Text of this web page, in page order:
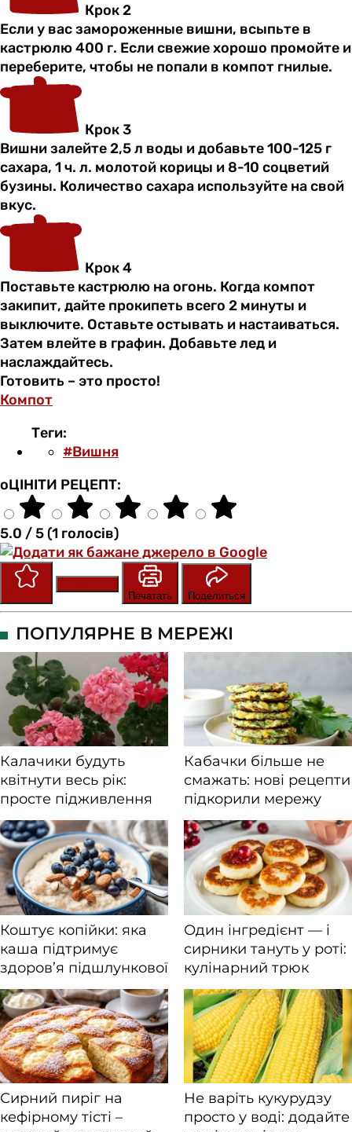
Крок 2
Если у вас замороженные вишни, всыпьте в
кастрюлю 400 г. Если свежие хорошо промойте и
переберите, чтобы не попали в компот гнилые.
Крок 3
Вишни залейте 2,5 л воды и добавьте 100-125 г
сахара, 1 ч. л. молотой корицы и 8-10 соцветий
бузины. Количество сахара используйте на свой
вкус.
Крок 4
Поставьте кастрюлю на огонь. Когда компот
закипит, дайте прокипеть всего 2 минуты и
выключите. Оставьте остывать и настаиваться.
Затем влейте в графин. Добавьте лед и
наслаждайтесь.
Готовить – это просто!
Компот
Теги:
#Вишня
оЦІНІТИ РЕЦЕПТ:
5.0 / 5 (1 голосів)
Печатать
Поделиться